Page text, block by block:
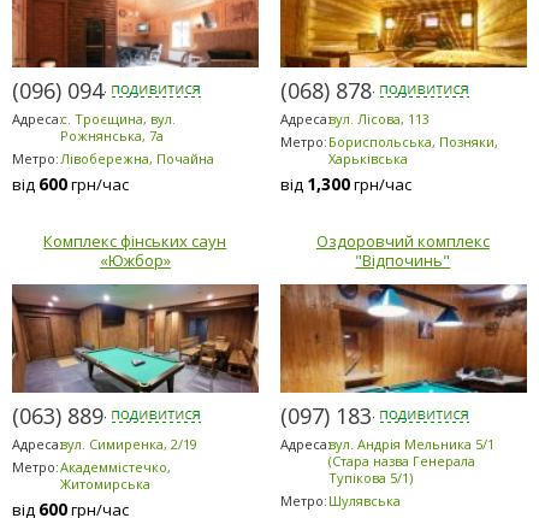
(096) 094-5294
Адреса:с. Троєщина, вул.
Рожнянська, 7а
Метро: Лівобережна, Почайна
від 600грн/час
(068) 878-5953
Адреса:вул. Лісова, 113
Метро: Бориспольська, Позняки,
Харьківська
від 1,300грн/час
Комплекс фінських саун
«Южбор»
(063) 889-6200
Адреса:вул. Симиренка, 2/19
Метро:Академмістечко,
Житомирська
від 600грн/час
Оздоровчий комплекс
"Відпочинь"
(097) 183-9184
Адреса:вул. Андрія Мельника 5/1
(Стара назва Генерала
Тупікова 5/1)
Метро: Шулявська